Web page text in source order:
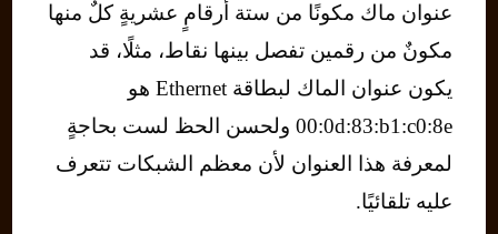
عنوان ماك مكونًا من ستة أرقامٍ عشريةٍ كلٌ منها
مكونٌ من رقمين تفصل بينها نقاط، مثلًا، قد
يكون عنوان الماك لبطاقة Ethernet هو
00:0d:83:b1:c0:8e ولحسن الحظ لست بحاجةٍ
لمعرفة هذا العنوان لأن معظم الشبكات تتعرف
عليه تلقائيًا.